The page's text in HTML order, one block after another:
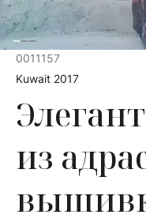
0011157
Kuwait 2017
из